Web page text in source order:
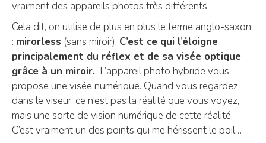
vraiment des appareils photos très différents.
Cela dit, on utilise de plus en plus le terme anglo-saxon
: mirorless (sans miroir). C’est ce qui l’éloigne
principalement du réflex et de sa visée optique
grâce à un miroir. L’appareil photo hybride vous
propose une visée numérique. Quand vous regardez
dans le viseur, ce n’est pas la réalité que vous voyez,
mais une sorte de vision numérique de cette réalité.
C’est vraiment un des points qui me hérissent le poil…